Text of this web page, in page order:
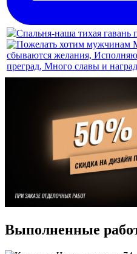
Выполненные